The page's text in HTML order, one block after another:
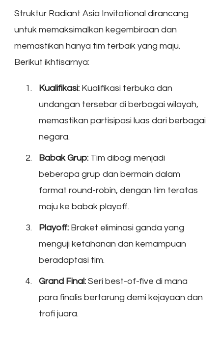
Struktur Radiant Asia Invitational dirancang
untuk memaksimalkan kegembiraan dan
memastikan hanya tim terbaik yang maju.
Berikut ikhtisarnya:
Kualifikasi: Kualifikasi terbuka dan
undangan tersebar di berbagai wilayah,
memastikan partisipasi luas dari berbagai
negara.
Babak Grup: Tim dibagi menjadi
beberapa grup dan bermain dalam
format round-robin, dengan tim teratas
maju ke babak playoff.
Playoff: Braket eliminasi ganda yang
menguji ketahanan dan kemampuan
beradaptasi tim.
Grand Final: Seri best-of-five di mana
para finalis bertarung demi kejayaan dan
trofi juara.